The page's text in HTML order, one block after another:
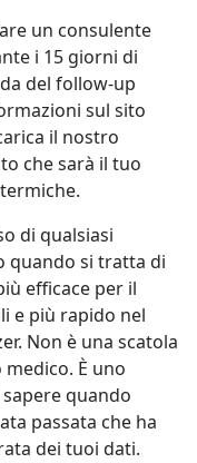
un consulente
i 15 giorni di
del follow-up
sul sito
il nostro
che sarà il tuo
di qualsiasi
quando si tratta di
efficace per il
e più rapido nel
Non è una scatola
È uno
quando
passata che ha
dei tuoi dati.